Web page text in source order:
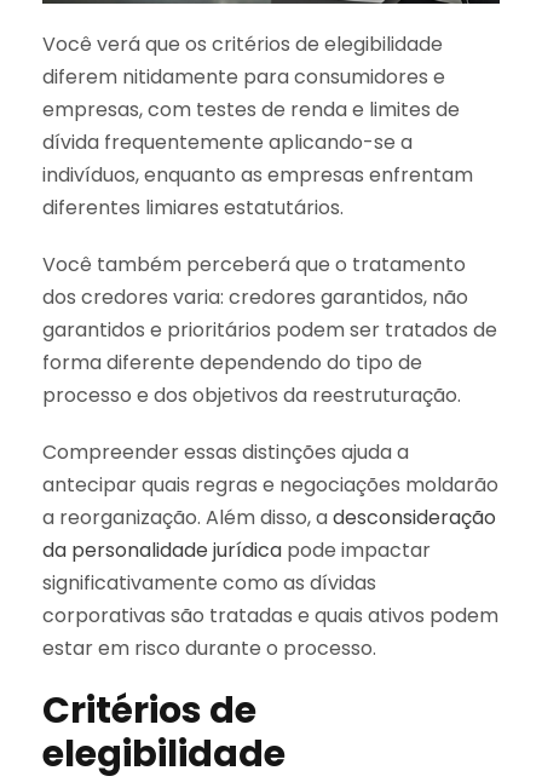
Você verá que os critérios de elegibilidade
diferem nitidamente para consumidores e
empresas, com testes de renda e limites de
dívida frequentemente aplicando-se a
indivíduos, enquanto as empresas enfrentam
diferentes limiares estatutários.
Você também perceberá que o tratamento
dos credores varia: credores garantidos, não
garantidos e prioritários podem ser tratados de
forma diferente dependendo do tipo de
processo e dos objetivos da reestruturação.
Compreender essas distinções ajuda a
antecipar quais regras e negociações moldarão
a reorganização. Além disso, adesconsideração
da personalidade jurídica pode impactar
significativamente como as dívidas
corporativas são tratadas e quais ativos podem
estar em risco durante o processo.
Critérios de
elegibilidade